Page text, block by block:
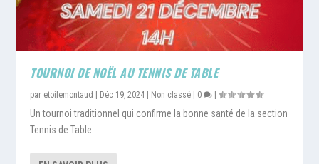
TOURNOI DE NOËL AU TENNIS DE TABLE
par etoilemontaud Déc 19, 2024 Non classé 0 |
Un tournoi traditionnel qui confirme la bonne santé de la section
Tennis de Table